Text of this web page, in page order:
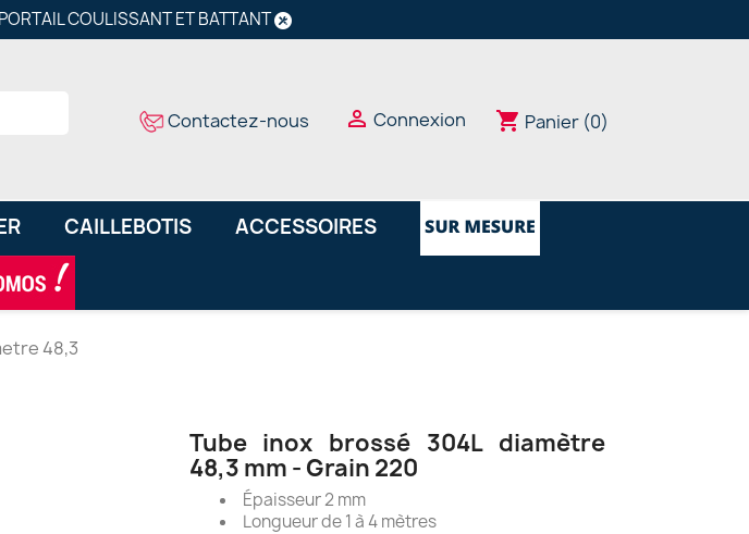
COULISSANT ET BATTANT
Contactez-nous  Connexion shopping_cart Panier (0)
CAILLEBOTIS ACCESSOIRES
48,3
Tube inox brossé 304L diamètre
48,3 mm - Grain 220
Épaisseur 2 mm
Longueur de 1 à 4 mètres